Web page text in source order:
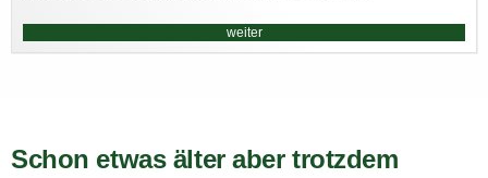
weiter
Schon etwas älter aber trotzdem